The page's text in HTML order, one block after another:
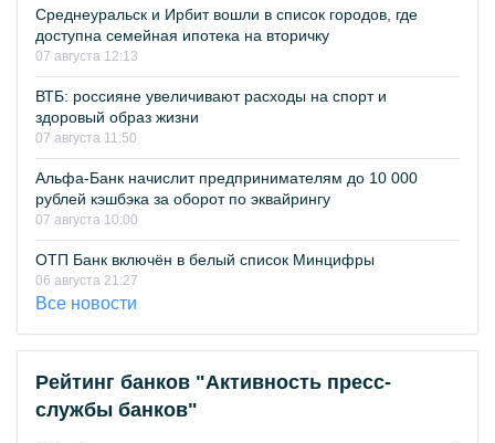
Среднеуральск и Ирбит вошли в список городов, где
доступна семейная ипотека на вторичку
07 августа 12:13
ВТБ: россияне увеличивают расходы на спорт и
здоровый образ жизни
07 августа 11:50
Альфа-Банк начислит предпринимателям до 10 000
рублей кэшбэка за оборот по эквайрингу
07 августа 10:00
ОТП Банк включён в белый список Минцифры
06 августа 21:27
Все новости
Рейтинг банков "Активность пресс-
службы банков"